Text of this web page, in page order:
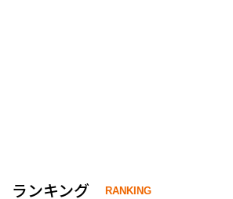
ランキング RANKING